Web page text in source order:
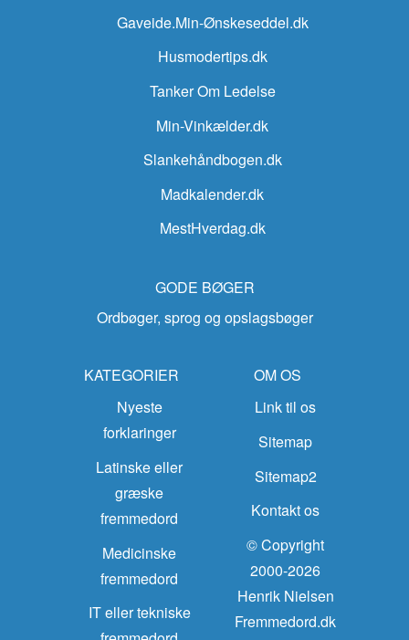
Gaveide.Min-Ønskeseddel.dk
Husmodertips.dk
Tanker Om Ledelse
Min-Vinkælder.dk
Slankehåndbogen.dk
Madkalender.dk
MestHverdag.dk
GODE BØGER
Ordbøger, sprog og opslagsbøger
KATEGORIER
Nyeste
forklaringer
Latinske eller
græske
fremmedord
Medicinske
fremmedord
IT eller tekniske
OM OS
Link til os
Sitemap
Sitemap2
Kontakt os
© Copyright
2000-2026
Henrik Nielsen
Fremmedord.dk